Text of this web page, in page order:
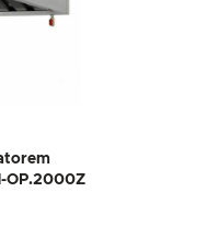
OP.2000Z